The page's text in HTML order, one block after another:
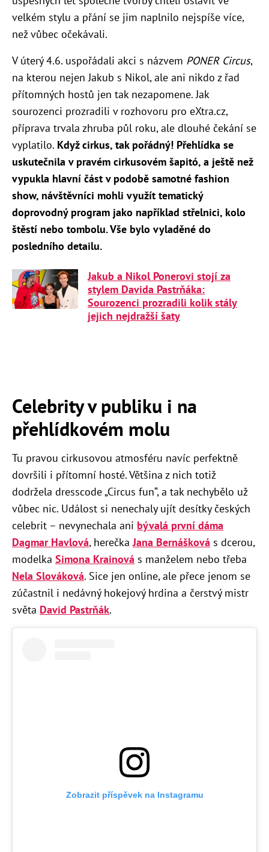
velkém stylu a přání se jim naplnilo nejspíše více,
než vůbec očekávali.
V úterý 4.6. uspořádali akci s názvem PONER Circus,
na kterou nejen Jakub s Nikol, ale ani nikdo z řad
přítomných hostů jen tak nezapomene. Jak
sourozenci prozradili v rozhovoru pro eXtra.cz,
příprava trvala zhruba půl roku, ale dlouhé čekání se
vyplatilo. Když cirkus, tak pořádný! Přehlídka se
uskutečnila v pravém cirkusovém šapitó, a ještě než
vypukla hlavní část v podobě samotné fashion
show, návštěvníci mohli využít tematický
doprovodný program jako například střelnici, kolo
štěstí nebo tombolu. Vše bylo vyladěné do
posledního detailu.
Jakub a Nikol Ponerovi stojí za
stylem Davida Pastrňáka:
Sourozenci prozradili kolik stály
jejich nejdražší šaty
Celebrity v publiku i na
přehlídkovém molu
Tu pravou cirkusovou atmosféru navíc perfektně
dovršili i přítomní hosté. Většina z nich totiž
dodržela dresscode „Circus fun“, a tak nechybělo už
vůbec nic. Událost si nenechaly ujít desítky českých
celebrit – nevynechala ani bývalá první dáma
Dagmar Havlová, herečkaJana Bernášková s dcerou,
modelka Simona Krainová s manželem nebo třeba
Nela Slováková. Sice jen online, ale přece jenom se
zúčastnil i nedávný hokejový hrdina a čerstvý mistr
světa David Pastrňák.
Zobrazit příspěvek na Instagramu